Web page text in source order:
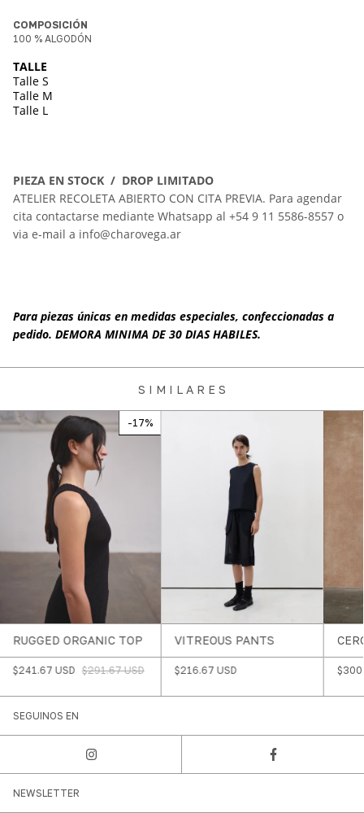
COMPOSICIÓN
100 % ALGODÓN
TALLE
Talle S
Talle M
Talle L
PIEZA EN STOCK / DROP LIMITADO
ATELIER RECOLETA ABIERTO CON CITA PREVIA. Para agendar
cita contactarse mediante Whatsapp al +54 9 11 5586-8557 o
via e-mail a info@charovega.ar
Para piezas únicas en medidas especiales, confeccionadas a
pedido. DEMORA MINIMA DE 30 DIAS HABILES.
S I M I L A R E S
-17%
RUGGED ORGANIC TOP
$241.67 USD $291.67 USD
VITREOUS PANTS
$216.67 USD
SEGUINOS EN
NEWSLETTER